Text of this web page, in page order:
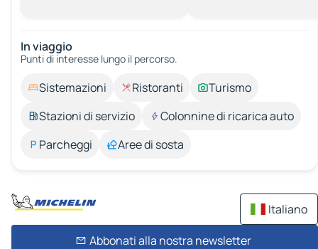
In viaggio
Punti di interesse lungo il percorso.
Sistemazioni Ristoranti
Turismo
Stazioni di servizio
Colonnine di ricarica auto
Parcheggi
Aree di sosta
Italiano
Abbonati alla nostra newsletter